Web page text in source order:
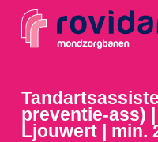
preventie-ass)
Ljouwert | min.